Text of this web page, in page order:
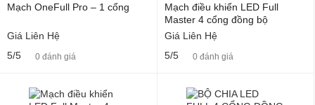
Mạch OneFull Pro – 1 cổng
Giá Liên Hệ
5/5
0 đánh giá
Mạch điều khiển LED Full
Master 4 cổng đồng bộ
Giá Liên Hệ
5/5
0 đánh giá